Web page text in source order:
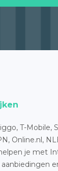
T-Mobile,
Online.nl,
je met